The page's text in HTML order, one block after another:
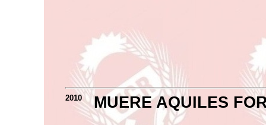
2010 MUERE AQUILES